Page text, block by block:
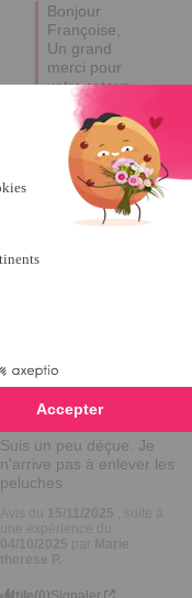
Bonjour
Françoise,
Un grand
merci pour
votre retour.
Nous sommes
ravis que
vous trouviez
cet article
indispensable
pour
préserver vos
1
Avis vérifié
Suis un peu déçue. Je
n'arrive pas à enlever les
peluches